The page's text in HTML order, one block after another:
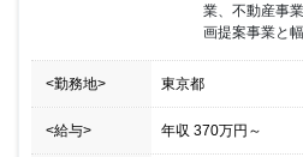
業、不動産事
画提案事業と
<勤務地> 東京都
<給与> 年収 370万円 ～